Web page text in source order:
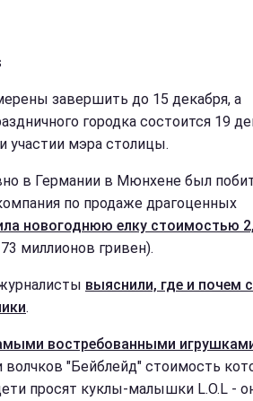
завершить до 15 декабря, а
городка состоится 19
участии мэра столицы.
в Германии в Мюнхене был
по продаже драгоценных
новогоднюю елку стоимостью
миллионов гривен).
выяснили, где и почем
.
востребованными
волчков "Бейблейд" стоимость
просят куклы-малышки L.O.L -